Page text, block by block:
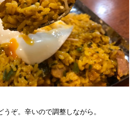
ぞ。辛いので調整しながら。